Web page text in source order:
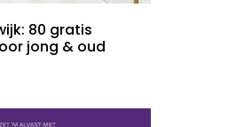
80 gratis
jong & oud